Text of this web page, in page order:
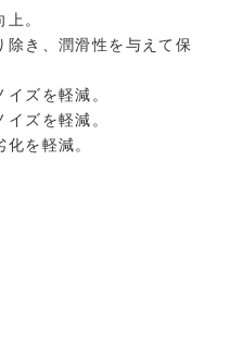
。
除き、潤滑性を与えて保
ズを軽減。
ズを軽減。
を軽減。